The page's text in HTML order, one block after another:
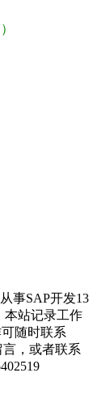
事SAP开发13
本站记录工作
随时联系
，或者联系